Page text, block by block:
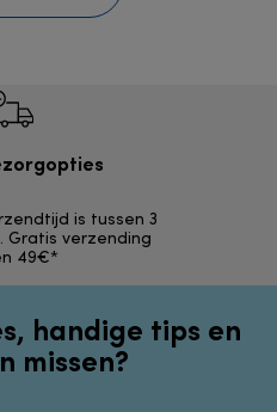
is tussen 3
Gratis verzending
49€*
handige tips en
missen?